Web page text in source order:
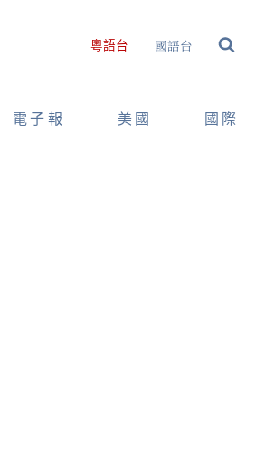
粵語台 國語台
電子報 美國 國際